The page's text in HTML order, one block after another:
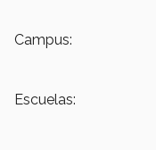
Campus:
Escuelas: